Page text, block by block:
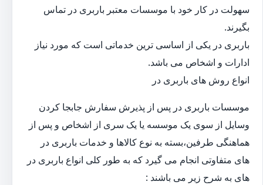
سهولت در کار خود با موسسات معتبر باربری در تماس
بگیرند.
باربری در یکی از اساسی ترین خدماتی است که مورد نیاز
ادارات و اشخاص می باشد.
انواع روش های باربری در
موسسات باربری در پس از پذیرش سفارش جابجا کردن
وسایل از سوی یک موسسه یا یک سری از اشخاص و پس از
هماهنگی طرفین،بسته به نوع کالاها و خدمات باربری در
های متفاوتی انجام می گیرد که به طور کلی انواع باربری در
های به شرح زیر می باشند :